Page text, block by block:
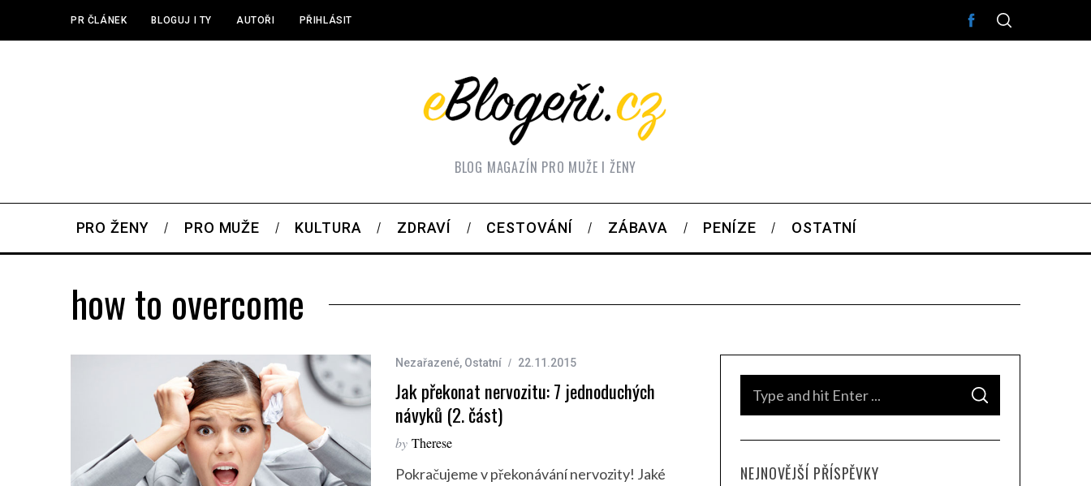
PR ČLÁNEK BLOGUJ I TY AUTOŘI PŘIHLÁSIT
BLOG MAGAZÍN PRO MUŽE I ŽENY
PRO ŽENY PRO MUŽE KULTURA ZDRAVÍ CESTOVÁNÍ ZÁBAVA PENÍZE OSTATNÍ
how to overcome
Nezařazené, Ostatní 22.11.2015
Jak překonat nervozitu: 7 jednoduchých
návyků (2. část)
by Therese
Pokračujeme v překonávání nervozity! Jaké
c
S
A
C
NEJNOVĚJŠÍ PŘÍSPĚVKY